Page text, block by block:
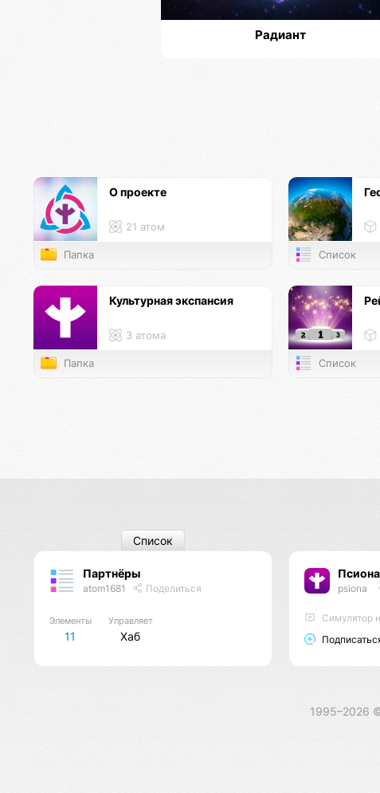
Радиант
О проекте
21 атом
Папка Список
Культурная экспансия
3 атома
Папка Список
Партнёры
atom1681 Поделиться
Элементы
11
Управляет
Хаб
Список
Псиона
psiona
Cимулятор
1995–2026